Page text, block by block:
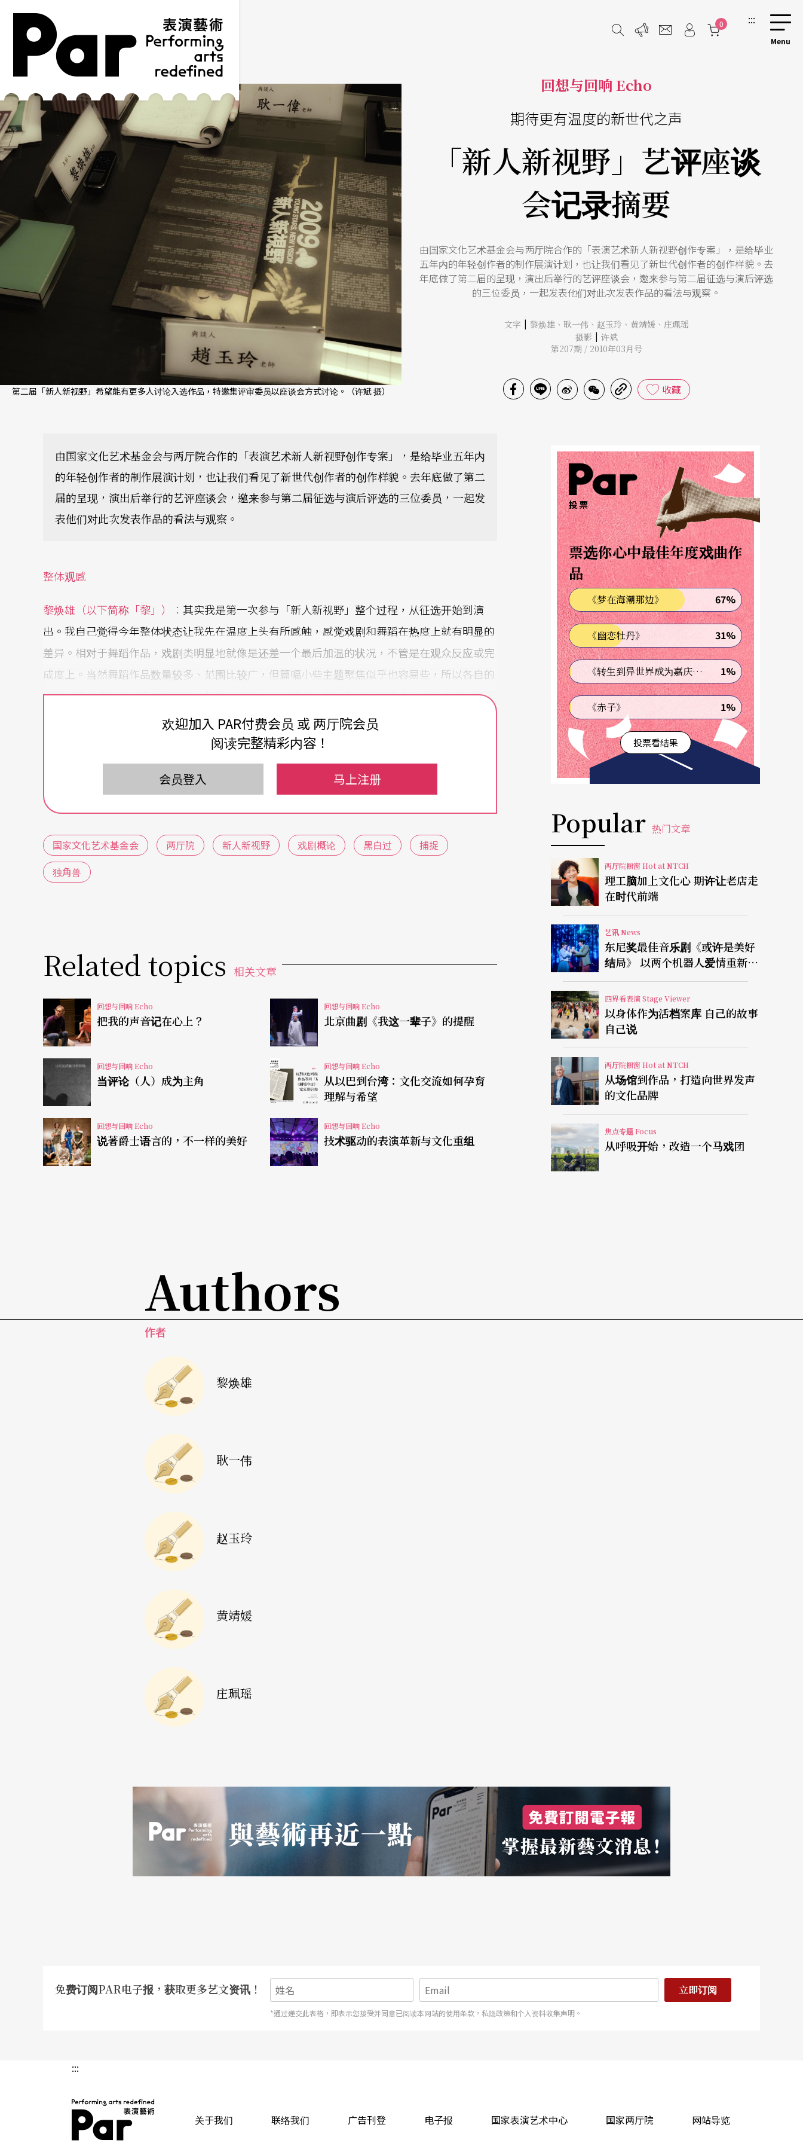
跳到主要内容区块
网站导览
0 :::
第二届「新人新视野」希望能有更多人讨论入选作品，特邀集评审委员以座谈会方式讨论。（许斌 摄）
回想与回响 Echo
期待更有温度的新世代之声
「新人新视野」艺评座谈
会记录摘要
由国家文化艺术基金会与两厅院合作的「表演艺术新人新视野创作专案」，是给毕业
五年内的年轻创作者的制作展演计划，也让我们看见了新世代创作者的创作样貌。去
年底做了第二届的呈现，演出后举行的艺评座谈会，邀来参与第二届征选与演后评选
的三位委员，一起发表他们对此次发表作品的看法与观察。
文字 | 黎焕雄、 耿一伟 、 赵玉玲 、 黄靖媛、 庄珮瑶
摄影 | 许斌
第207期 / 2010年03月号
收藏
由国家文化艺术基金会与两厅院合作的「表演艺术新人新视野创作专案」，是给毕业五年内
的年轻创作者的制作展演计划，也让我们看见了新世代创作者的创作样貌。去年底做了第二
届的呈现，演出后举行的艺评座谈会，邀来参与第二届征选与演后评选的三位委员，一起发
表他们对此次发表作品的看法与观察。
整体观感
黎焕雄（以下简称「黎」）： 其实我是第一次参与「新人新视野」整个过程，从征选开始到演
出。我自己觉得今年整体状态让我先在温度上头有所感触，感觉戏剧和舞蹈在热度上就有明显的
差异。相对于舞蹈作品，戏剧类明显地就像是还差一个最后加温的状况，不管是在观众反应或完
成度上。当然舞蹈作品数量较多、范围比较广，但篇幅小些主题聚焦似乎也容易些，所以各自的
成熟与完成度也可以有比较明显的落差。而戏剧类，感觉上都是有点疲于奔命、或让人不太知道
作品真正的核心及关切所在，可能戏剧的铺陈比较需要相当的篇幅。
戏剧需要时间去铺陈，跟舞蹈相比，一个创作者要同时面对、处理
的素材很多，譬如说他可能要处理戏剧性的问题，就是剧本的问题，然后还有表演与舞台的问
题，要在这短短四十分钟里面要把很多元素集合在一起。就舞蹈类来讲，或许编舞家就可以比较
单纯，他所面对的题材面向或许会比较清楚。当然，我也觉得气温是有点低。感觉上来讲，跟学
校的关系还是蛮深的，有好几个作品都跟之前校园学习的经验很有关系。对我来讲，这次的表演
都比较保守，意思是说他还是希望做的好看，一旦想要做的好看，就会觉得有点绑手绑脚了。我
以为会从新的世代身上看到一些属于他们而不属于我的经验，我觉得那个东西对我来讲就会很珍
去做一些东西，但他自己也不知道到底是否OK，我是比较喜欢看到这样的作品。假设今天不是
在「新人新视野」，而是在实验剧场里的表演，那我就会给《黑白过》很高的评价，只是今天是
放在「新人新视野」里，就过于完整，实验性就不够。《鼻子记》也是，如果一段段个别来看，
它很像我们在实验剧场会看到的肢体剧场，可是其实跟它原来所要表现的主题有一些差别。所以
变成就会有两个看作品的情形：第一个，你不看它原来的企图是什么，你这样看然后觉得它怎么
样；第二个，你看著它的企图，然后你用它自己说的企图来定义它；那如果要以它原来要做到的
企图来定义它的话，那我觉得大多数的作品都没有做到它要做的。
赵玉玲（以下简称「赵」）：
因为第一届我有参与审查计划的部分，在第二届就没有，二届看下
来，我还是维持原来对「新人新视野」的期待，我期待看到的是创新、突破、跨界。的确在第一
届，这三个特质我有看到；第二届其实也有看到。只是我在看的时候，有时候会要阻止自己不要
校的养成大部分是肢体的训练，还有文史哲方面美感素养的培训。在编舞的时候大部分都还是在
一个空旷的舞蹈教室里面，去学习舞蹈语汇的累积、创新和编创。这时候老师可能会引导你，譬
如说音乐的使用、或适度的灯光或服装、道具，接下来就很少。以今天他们进入到实验剧场演出
复杂，譬如说我要不要三面台，我希望它是呈现出哪样的特质，即便是很成熟的老师作品都会去
思考到这部分，会去思考到他在那个环境面，有哪样的元素和媒材？是不是都能够达到那样的效
我都很刻意先看完表演，之后我才去看他的计划书。就是看了计划书才了解到，喔，为什么《独
角兽》要在这边画上那些线。本来我搞不清楚她画上那些线是什么，原来是希望说可以有影像，
拍到人体的解剖，达到那些虚伪的面向，那是血管，我才知道原来是这样。显然是她没有办法做
而已。可是，的确你看到那个非常优美的肢体线条，很戏剧性的姿态，某种程度有达到某些效
果，但某种程度我们就错失掉了。一样的，像李国治的《独白者》，原来规划在浴室里面，一个
决定用《晚安母亲》的剧本里母女关于自杀的对话，也请徐堰铃来录音，可是又将声音变得很支
离破碎。后来我听她们说，在录的时候徐堰铃已经有加了些噪音下去，所以那个声音不是那么清
段落；整个空间也很切割和片段。从头到尾，让观赏者很辛苦，就是很难把这些支离破碎的讯息
串连在一起。很显然地编舞者努力要突破，要脱离过去学院派那种语言，或是说故事、编创的方
法，只是，突破的方式是不是有达到那个效果。整个看来，我有看到突破和创新的部分，但是觉
玩味这点，就是到底我们还有多少空间可以突破或是创新？玉玲提到另一个重点就是——在条件
上它真的比较像在衔接一个校园内的经验、到校园外的经验。它很多执行程序、甚至先设规格，
其实并不那么有利于一伟所期待的那种属于整个世代比较强烈、自我的剧烈表达，也就是所谓的
狂野性，虽然两种脉络我都期待。这个计划的规格要求完整的企画、试演，也就是学习成熟地表
耿：以戏剧类来讲，我觉得在空间上比较成功的是《戏剧概论》和《黑白过》，他们的表演都能
够兼顾到那样的空间里的一些观赏经验，也征服了那个空间。比如说《戏剧概论》，把技术台放
实验剧场里弄了一个类似镜框舞台的东西，然后很精确地达到它原来希望的视觉效果。《鼻子
记》和《与我，相逢在宇宙尽头》的表演本身可能是OK的，但放在这里，就没有征服那个空间
欢迎加入 PAR付费会员 或 两厅院会员
阅读完整精彩内容！
会员登入 马上注册
国家文化艺术基金会 两厅院 新人新视野 戏剧概论 黑白过
捕捉
独角兽
Related topics 相关文章
回想与回响 Echo
把我的声音记在心上？
回想与回响 Echo
北京曲剧《我这一辈子》的提醒
回想与回响 Echo
当评论（人）成为主角
回想与回响 Echo
从以巴到台湾：文化交流如何孕育
理解与希望
回想与回响 Echo
说著爵士语言的，不一样的美好
回想与回响 Echo
技术驱动的表演革新与文化重组
投票
票选你心中最佳年度戏曲作
品
《梦在海潮那边》 67%
《幽恋牡丹》 31%
《转生到异世界成为嘉庆君—发现我的祖先是诈骗集团!?》 1%
《赤子》 1%
投票看结果
Popular 热门文章
两厅院橱窗 Hot at NTCH
理工脑加上文化心 期许让老店走
在时代前端
艺讯 News
东尼奖最佳音乐剧《或许是美好
结局》 以两个机器人爱情重新凝
视有限人生
四界看表演 Stage Viewer
以身体作为活档案库 自己的故事
自己说
两厅院橱窗 Hot at NTCH
从场馆到作品，打造向世界发声
的文化品牌
焦点专题 Focus
从呼吸开始，改造一个马戏团
Authors
作者
黎焕雄
耿一伟
赵玉玲
黄靖媛
庄珮瑶
免费订阅PAR电子报，获取更多艺文资讯！ 立即订阅
*通过递交此表格，即表示您接受并同意已阅读本网站的使用条款，私隐政策和个人资料收集声明。
:::
关于我们 联络我们 广告刊登 电子报 国家表演艺术中心 国家两厅院 网站导览